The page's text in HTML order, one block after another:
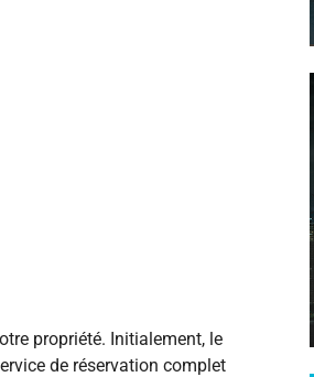
propriété. Initialement, le
de réservation complet